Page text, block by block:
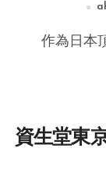
作為日
資生堂東